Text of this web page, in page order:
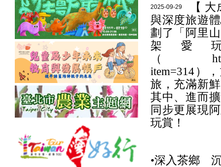
2025-09-29
【
與深度旅遊
劃了「阿里
架愛
（https://
item=314）
旅，充滿新
其中、進而
同步更展現
玩賞！
•深入茶鄉